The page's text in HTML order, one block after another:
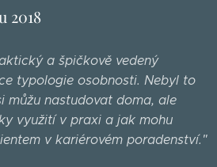
2018
a špičkově vedený
typologie osobnosti. Nebyl to
můžu nastudovat doma, ale
využití v praxi a jak mohu
v kariérovém poradenství."